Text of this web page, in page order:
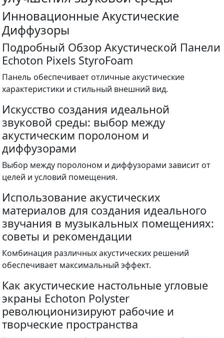
Инновационные Акустические
Диффузоры
Подробный Обзор Акустической Панели
Echoton Pixels StyroFoam
Панель обеспечивает отличные акустические
характеристики и стильный внешний вид.
Искусство создания идеальной
звуковой среды: выбор между
акустическим поролоном и
диффузорами
Выбор между поролоном и диффузорами зависит от
целей и условий помещения.
Использование акустических
материалов для создания идеального
звучания в музыкальных помещениях:
советы и рекомендации
Комбинация различных акустических решений
обеспечивает максимальный эффект.
Как акустические настольные угловые
экраны Echoton Polyster
революционизируют рабочие и
творческие пространства